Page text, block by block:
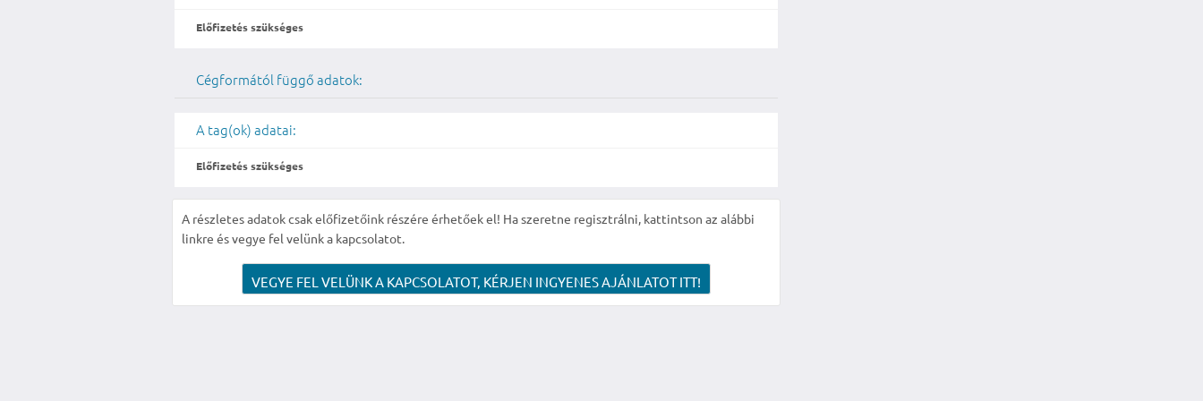
Előfizetés szükséges
Cégformától függő adatok:
A tag(ok) adatai:
Előfizetés szükséges
A részletes adatok csak előfizetőink részére érhetőek el! Ha szeretne regisztrálni, kattintson az alábbi
linkre és vegye fel velünk a kapcsolatot.
VEGYE FEL VELÜNK A KAPCSOLATOT, KÉRJEN INGYENES AJÁNLATOT ITT!